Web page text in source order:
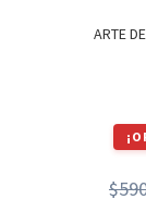
ARTE
$